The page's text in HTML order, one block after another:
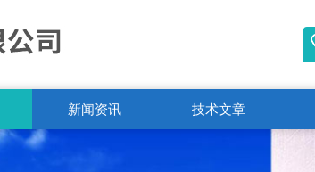
新闻资讯 技术文章